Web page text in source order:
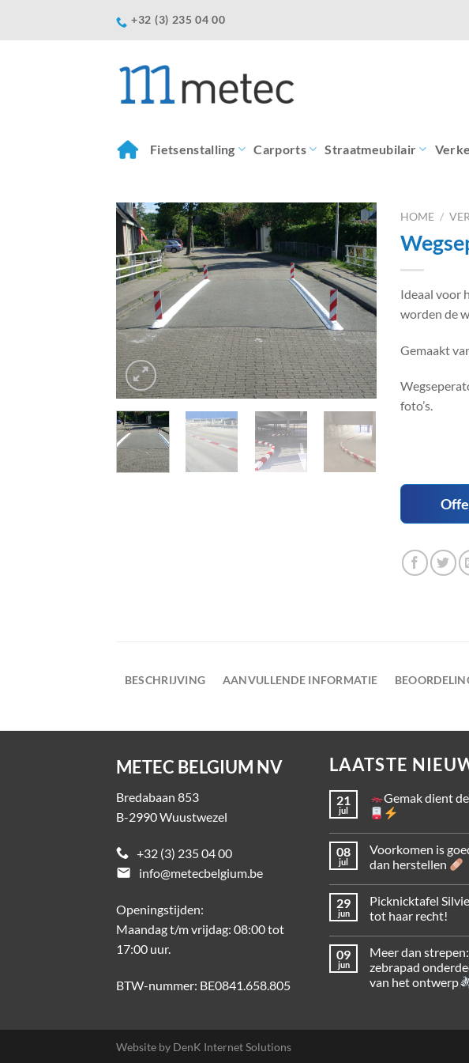
+32 (3) 235 04 00
Fietsenstalling Carports Straatmeubilair
HOME /
Ideaal voor
worden de
Gemaakt
foto’s.
BESCHRIJVING AANVULLENDE INFORMATIE
METEC BELGIUM NV
Bredabaan 853
B-2990 Wuustwezel
+32 (3) 235 04 00
email
info@metecbelgium.be
Openingstijden:
Maandag t/m vrijdag: 08:00 tot
17:00 uur.
BTW-nummer: BE0841.658.805
LAATSTE
21
jul
Gemak dient
08
jul
Voorkomen is
dan herstellen
29
jun
Picknicktafel
tot haar recht!
09
jun
Meer dan
zebrapad
van het ontwerp
Website by DenK Internet Solutions